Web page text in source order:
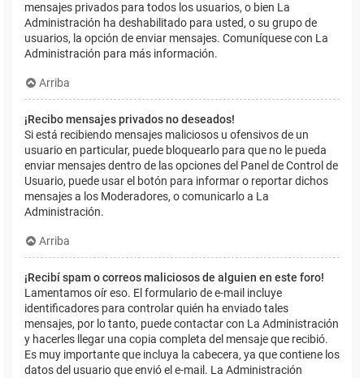
mensajes privados para todos los usuarios, o bien La
Administración ha deshabilitado para usted, o su grupo de
usuarios, la opción de enviar mensajes. Comuníquese con La
Administración para más información.
Arriba
¡Recibo mensajes privados no deseados!
Si está recibiendo mensajes maliciosos u ofensivos de un
usuario en particular, puede bloquearlo para que no le pueda
enviar mensajes dentro de las opciones del Panel de Control de
Usuario, puede usar el botón para informar o reportar dichos
mensajes a los Moderadores, o comunicarlo a La
Administración.
Arriba
¡Recibí spam o correos maliciosos de alguien en este foro!
Lamentamos oír eso. El formulario de e-mail incluye
identificadores para controlar quién ha enviado tales
mensajes, por lo tanto, puede contactar con La Administración
y hacerles llegar una copia completa del mensaje que recibió.
Es muy importante que incluya la cabecera, ya que contiene los
datos del usuario que envió el e-mail. La Administración